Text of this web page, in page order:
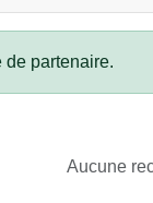
de partenaire.
Aucune